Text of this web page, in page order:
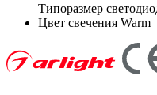
Типоразмер
Цвет свечения Warm